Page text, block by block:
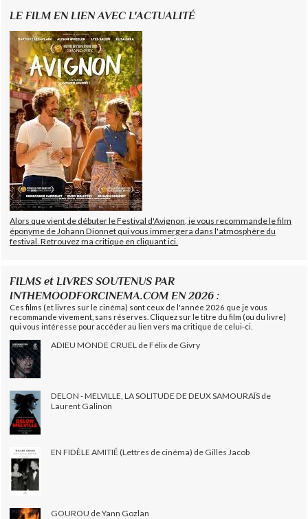
LE FILM EN LIEN AVEC L'ACTUALITÉ
Alors que vient de débuter le Festival d'Avignon, je vous recommande le film
éponyme de Johann Dionnet qui vous immergera dans l'atmosphère du
festival. Retrouvez ma critique en cliquant ici.
FILMS et LIVRES SOUTENUS PAR
INTHEMOODFORCINEMA.COM EN 2026 :
Ces films (et livres sur le cinéma) sont ceux de l'année 2026 que je vous
recommande vivement, sans réserves. Cliquez sur le titre du film (ou du livre)
qui vous intéresse pour accéder au lien vers ma critique de celui-ci.
ADIEU MONDE CRUEL de Félix de Givry
DELON - MELVILLE, LA SOLITUDE DE DEUX SAMOURAÏS de
Laurent Galinon
EN FIDÈLE AMITIÉ (Lettres de cinéma) de Gilles Jacob
GOUROU de Yann Gozlan